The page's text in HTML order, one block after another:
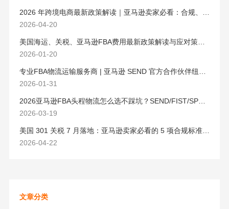
2026 年跨境电商最新政策解读｜亚马逊卖家必看：合规、成本与物流新机遇
2026-04-20
美国海运、关税、亚马逊FBA费用最新政策解读与应对策略（2026版）
2026-01-20
专业FBA物流运输服务商 | 亚马逊 SEND 官方合作伙伴纽酷国际物流
2026-01-31
2026亚马逊FBA头程物流怎么选不踩坑？SEND/FIST/SPN官方认证物流商，只有这家敢承诺“准达率第一”
2026-03-19
美国 301 关税 7 月落地：亚马逊卖家必看的 5 项合规标准与稳交付方案
2026-04-22
文章分类